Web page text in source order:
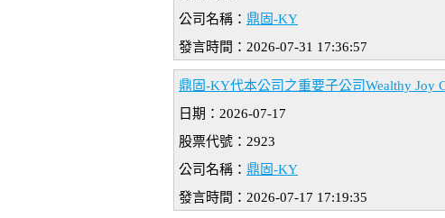
公司名稱： 鼎固-KY
發言時間：2026-07-31 17:36:57
鼎固-KY代本公司之重要子公司Wealthy Joy
日期：2026-07-17
股票代號：2923
公司名稱： 鼎固-KY
發言時間：2026-07-17 17:19:35